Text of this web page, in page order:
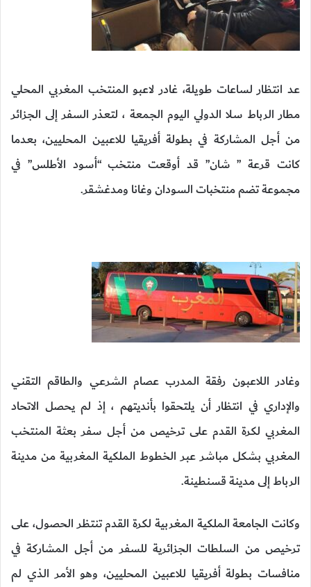
عد انتظار لساعات طويلة، غادر لاعبو المنتخب المغربي المحلي
مطار الرباط سلا الدولي اليوم الجمعة ، لتعذر السفر إلى الجزائر
من أجل المشاركة في بطولة أفريقيا للاعبين المحليين، بعدما
كانت قرعة ” شان” قد أوقعت منتخب “أسود الأطلس” في
مجموعة تضم منتخبات السودان وغانا ومدغشقر.
وغادر اللاعبون رفقة المدرب عصام الشرعي والطاقم التقني
والإداري في انتظار أن يلتحقوا بأنديتهم ، إذ لم يحصل الاتحاد
المغربي لكرة القدم على ترخيص من أجل سفر بعثة المنتخب
المغربي بشكل مباشر عبر الخطوط الملكية المغربية من مدينة
الرباط إلى مدينة قسنطينة.
وكانت الجامعة الملكية المغربية لكرة القدم تنتظر الحصول، على
ترخيص من السلطات الجزائرية للسفر من أجل المشاركة في
منافسات بطولة أفريقيا للاعبين المحليين، وهو الأمر الذي لم